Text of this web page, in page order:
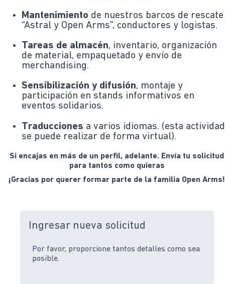
Mantenimiento de nuestros barcos de rescate
“Astral y Open Arms”, conductores y logistas.
Tareas de almacén, inventario, organización
de material, empaquetado y envío de
merchandising.
Sensibilización y difusión, montaje y
participación en stands informativos en
eventos solidarios.
Traducciones a varios idiomas. (esta actividad
se puede realizar de forma virtual).
Si encajas en más de un perfil, adelante. Envía tu solicitud
para tantos como quieras
¡Gracias por querer formar parte de la familia Open Arms!
Ingresar nueva solicitud
Por favor, proporcione tantos detalles como sea
posible.